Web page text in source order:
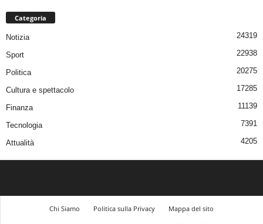
Categoria
Notizia 24319
Sport 22938
Politica 20275
Cultura e spettacolo 17285
Finanza 11139
Tecnologia 7391
Attualità 4205
Chi Siamo Politica sulla Privacy
Mappa del sito